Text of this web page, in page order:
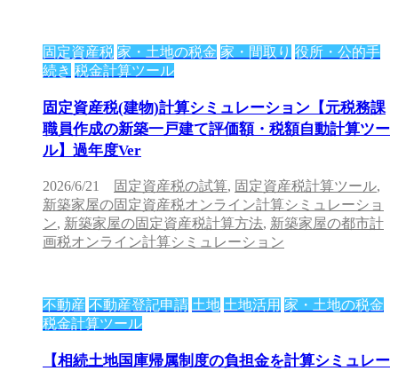
固定資産税 家・土地の税金 家・間取り 役所・公的手
続き 税金計算ツール
固定資産税(建物)計算シミュレーション【元税務課
職員作成の新築一戸建て評価額・税額自動計算ツー
ル】過年度Ver
2026/6/21 固定資産税の試算, 固定資産税計算ツール,
新築家屋の固定資産税オンライン計算シミュレーショ
ン, 新築家屋の固定資産税計算方法, 新築家屋の都市計
画税オンライン計算シミュレーション
不動産 不動産登記申請 土地 土地活用 家・土地の税金
税金計算ツール
【相続土地国庫帰属制度の負担金を計算シミュレー